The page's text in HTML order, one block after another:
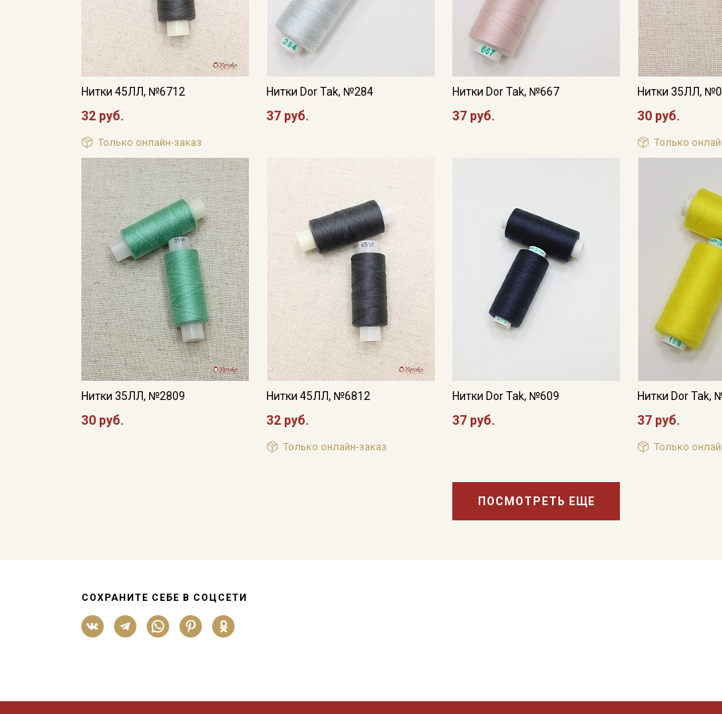
Нитки 45ЛЛ, №6712
32 руб.
Только онлайн-заказ
Нитки Dor Tak, №284
37 руб.
Нитки Dor Tak, №667
37 руб.
Нитки 35ЛЛ,
30 руб.
Только
Нитки 35ЛЛ, №2809
30 руб.
Нитки 45ЛЛ, №6812
32 руб.
Только онлайн-заказ
Нитки Dor Tak, №609
37 руб.
Нитки Dor Tak,
37 руб.
Только
ПОСМОТРЕТЬ ЕЩЕ
СОХРАНИТЕ СЕБЕ В СОЦСЕТИ
Подписаться
Политикой обработки персональных
и даюСогласие на обработку персональных
Согласие на получение рекламных и
информационных рассылок